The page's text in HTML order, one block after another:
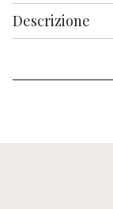
Descrizione